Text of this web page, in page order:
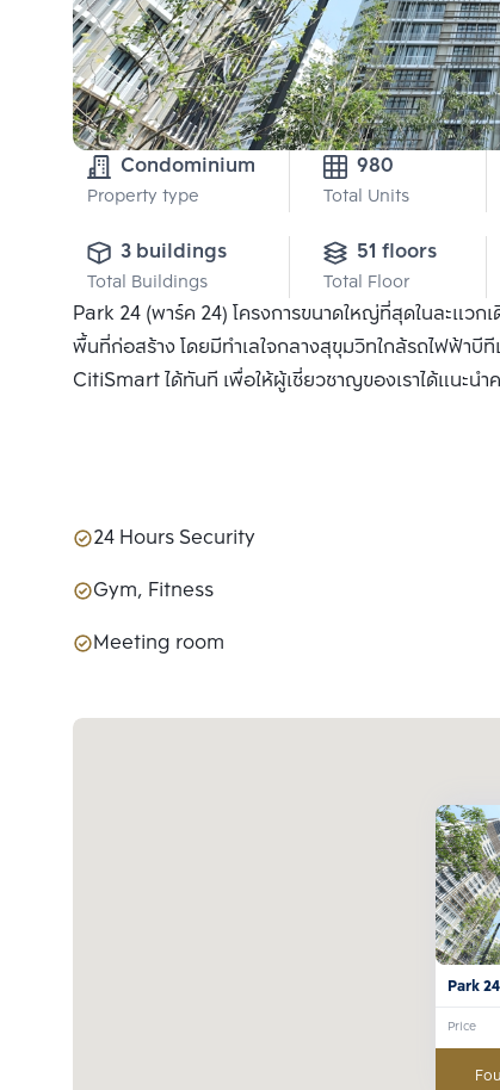
Condominium
Property type
980
Total Units
3 buildings
Total Buildings
51 floors
Total Floor
Park 24 (พาร์ค 24) โครงการขนาดใหญ่ที่สุดในละแว
พื้นที่ก่อสร้าง โดยมีทำเลใจกลางสุขุมวิทใกล้รถไฟฟ้าบี
CitiSmart ได้ทันที เพื่อให้ผู้เชี่ยวชาญของเราได้แนะนำ
24 Hours Security
Gym, Fitness
Meeting room
Park 24
Price